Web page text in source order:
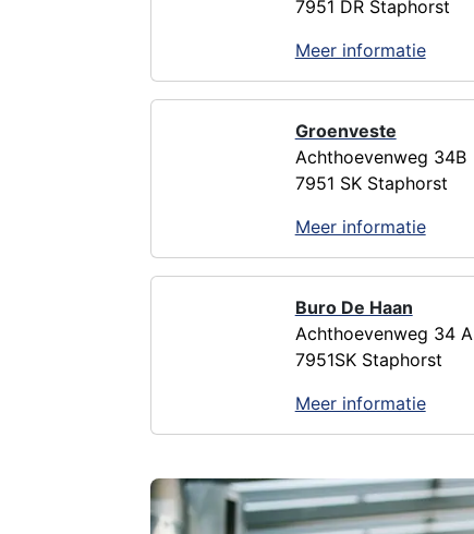
7951 DR Staphorst
Meer informatie
Groenveste
Achthoevenweg 34B
7951 SK Staphorst
Meer informatie
Buro De Haan
Achthoevenweg 34 A
7951SK Staphorst
Meer informatie